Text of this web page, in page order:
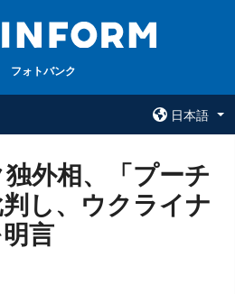
フォトバンク
日本語
ウクルインフォ
ルム
外相、「プーチ
し、ウクライナ
言